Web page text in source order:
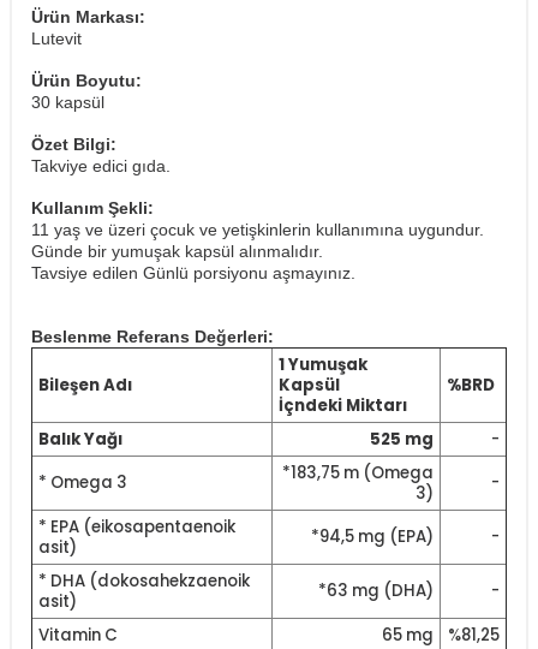
Ürün Markası:
Lutevit
Ürün Boyutu:
30 kapsül
Özet Bilgi:
Takviye edici gıda.
Kullanım Şekli:
11 yaş ve üzeri çocuk ve yetişkinlerin kullanımına uygundur.
Günde bir yumuşak kapsül alınmalıdır.
Tavsiye edilen Günlü porsiyonu aşmayınız.
Beslenme Referans Değerleri:
Bileşen Adı
1 Yumuşak
Kapsül
İçndeki Miktarı
%BRD
Balık Yağı 525 mg
-
* Omega 3
*183,75 m (Omega
3)
-
* EPA (eikosapentaenoik
asit)
*94,5 mg (EPA)
-
* DHA (dokosahekzaenoik
asit)
*63 mg (DHA)
-
Vitamin C
65 mg
%81,25